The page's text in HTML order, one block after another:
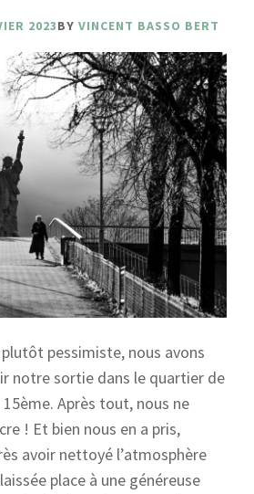
2023BY VINCENT BASSO BERT
pessimiste, nous avons
notre sortie dans le quartier de
Après tout, nous ne
! Et bien nous en a pris,
avoir nettoyé l’atmosphère
place à une généreuse